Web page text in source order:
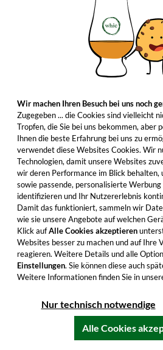
Gin Knopf Orangen-Gin
Der beliebte Gin in Bio-
praktischen Probierflasche
6,99 €
Inhalt: 0.05 Liter (139,80 €/Liter)
inkl. MwSt. zzgl. Versandkosten
In den
Alle
Wir machen Ihren Besuch bei uns noch
Zugegeben ... die Cookies sind vielleicht
Tropfen, die Sie bei uns bekommen, aber
Ihnen die beste Erfahrung bei uns zu
verwendet diese Websites Cookies. Wir
Technologien, damit unsere Websites
wir deren Performance im Blick
sowie passende, personalisierte Werbung
identifizieren und Ihr Nutzererlebnis
Damit das funktioniert, sammeln wir
wie sie unsere Angebote auf welchen
Klick aufAlle Cookies akzeptieren
Websites besser zu machen und auf Ihre
reagieren. Weitere Details und alle
Einstellungen. Sie können diese auch
Weitere Informationen finden Sie in
Nur technisch notwendige
Alle Cookies